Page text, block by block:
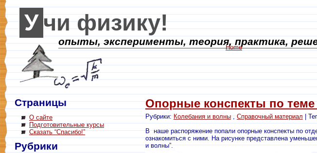
Страницы
О сайте
Подготовительные курсы
Сказать “Спасибо!”
Рубрики
Опорные конспекты по
Рубрики:Колебания и волны,Справочный материал|
В наше распоряжение попали опорные конспекты по
ознакомиться с ними. На рисунке представлена
и волны”.
Учи физику!
опыты, эксперименты, теория, практика,
Home